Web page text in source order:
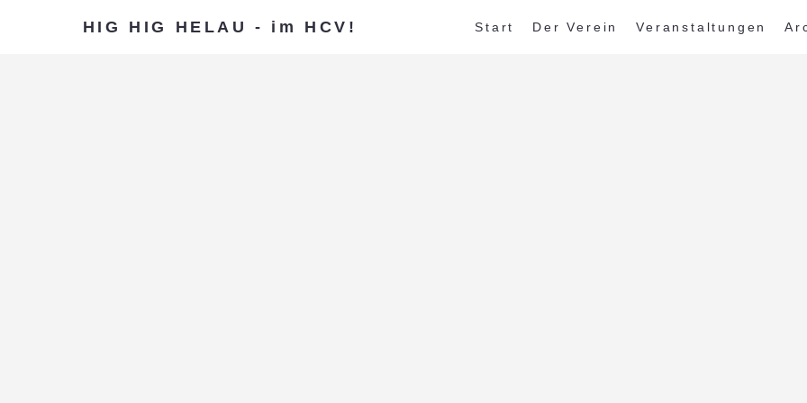
HIG HIG HELAU - im HCV! Start Der Verein Veranstaltungen